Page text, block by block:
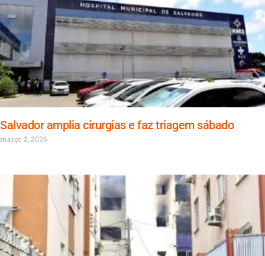
Salvador amplia cirurgias e faz triagem sábado
março 2, 2026